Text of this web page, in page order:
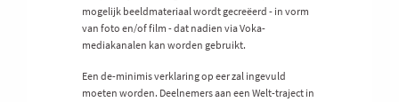
mogelijk beeldmateriaal wordt gecreëerd - in vorm
van foto en/of film - dat nadien via Voka-
mediakanalen kan worden gebruikt.
Een de-minimis verklaring op eer zal ingevuld
moeten worden. Deelnemers aan een Welt-traject in